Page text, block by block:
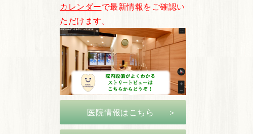
カレンダーで最新情報をご確認い
ただけます。
医院情報はこちら